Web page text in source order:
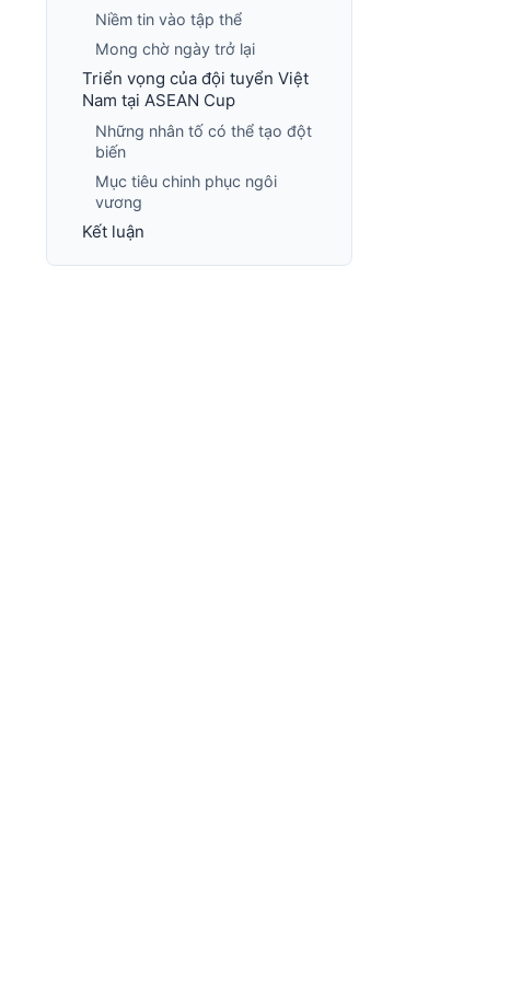
Niềm tin vào tập thể
Mong chờ ngày trở lại
Triển vọng của đội tuyển Việt
Nam tại ASEAN Cup
Những nhân tố có thể tạo đột
biến
Mục tiêu chinh phục ngôi
vương
Kết luận